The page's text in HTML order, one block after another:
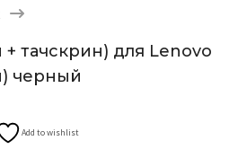
тачскрин) для Lenovo
черный
Add to wishlist